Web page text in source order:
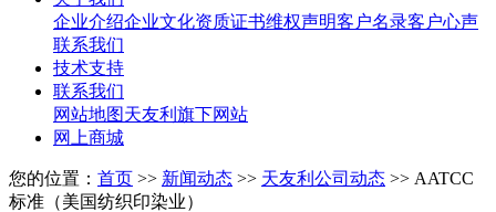
企业介绍企业文化资质证书维权声明客户名录客户心声
联系我们
技术支持
联系我们
网站地图天友利旗下网站
网上商城
您的位置： 首页 >> 新闻动态 >> 天友利公司动态 >> AATCC
标准（美国纺织印染业）